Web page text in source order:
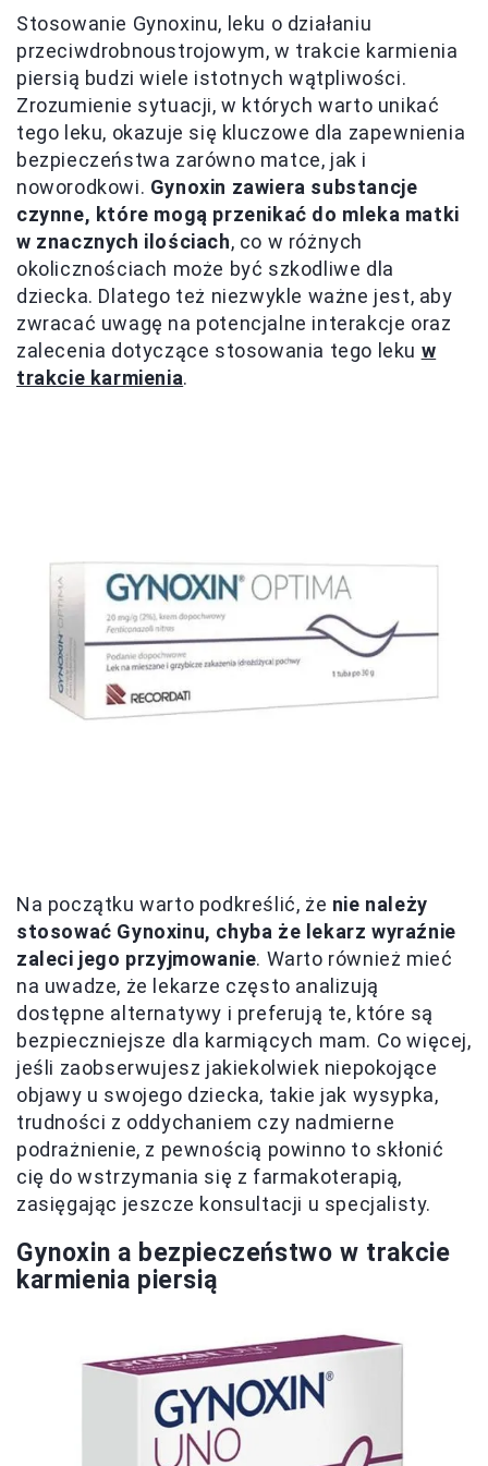
Stosowanie Gynoxinu, leku o działaniu
przeciwdrobnoustrojowym, w trakcie karmienia
piersią budzi wiele istotnych wątpliwości.
Zrozumienie sytuacji, w których warto unikać
tego leku, okazuje się kluczowe dla zapewnienia
bezpieczeństwa zarówno matce, jak i
noworodkowi. Gynoxin zawiera substancje
czynne, które mogą przenikać do mleka matki
w znacznych ilościach, co w różnych
okolicznościach może być szkodliwe dla
dziecka. Dlatego też niezwykle ważne jest, aby
zwracać uwagę na potencjalne interakcje oraz
zalecenia dotyczące stosowania tego leku w
trakcie karmienia.
Na początku warto podkreślić, że nie należy
stosować Gynoxinu, chyba że lekarz wyraźnie
zaleci jego przyjmowanie. Warto również mieć
na uwadze, że lekarze często analizują
dostępne alternatywy i preferują te, które są
bezpieczniejsze dla karmiących mam. Co więcej,
jeśli zaobserwujesz jakiekolwiek niepokojące
objawy u swojego dziecka, takie jak wysypka,
trudności z oddychaniem czy nadmierne
podrażnienie, z pewnością powinno to skłonić
cię do wstrzymania się z farmakoterapią,
zasięgając jeszcze konsultacji u specjalisty.
Gynoxin a bezpieczeństwo w trakcie
karmienia piersią